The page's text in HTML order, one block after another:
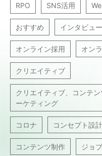
RPO SNS活用
おすすめ インタビュー
オンライン採用 オン
クリエイティブ
クリエイティブ、コンテ
ーケティング
コロナ コンセプト設計
コンテンツ制作 ジョ